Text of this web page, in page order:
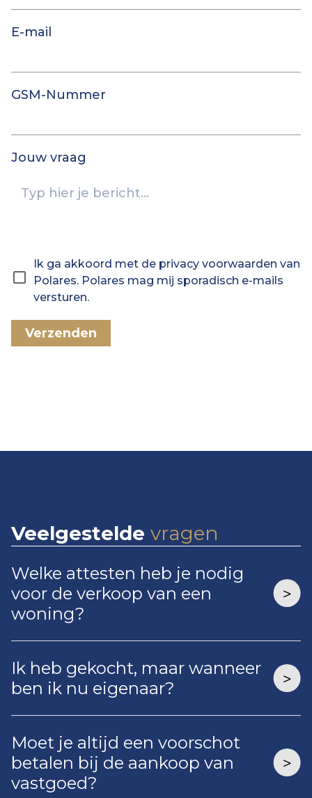
E-mail
GSM-Nummer
Jouw vraag
Ik ga akkoord met de privacy voorwaarden van
Polares. Polares mag mij sporadisch e-mails
versturen.
Verzenden
Veelgestelde vragen
Welke attesten heb je nodig
voor de verkoop van een
woning?
Ik heb gekocht, maar wanneer
ben ik nu eigenaar?
Moet je altijd een voorschot
betalen bij de aankoop van
vastgoed?